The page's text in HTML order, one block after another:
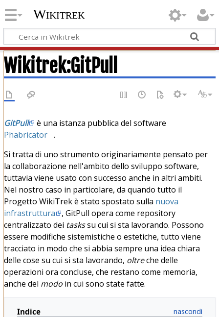
Wikitrek
Wikitrek:GitPull
GitPull
è una istanza pubblica del software
Phabricator .
Si tratta di uno strumento originariamente pensato per
la collaborazione nell'ambito dello sviluppo software,
tuttavia viene usato con successo anche in altri ambiti.
Nel nostro caso in particolare, da quando tutto il
Progetto WikiTrek è stato spostato sulla nuova
infrastruttura
, GitPull opera come repository
centralizzato dei taskssu cui si sta lavorando. Possono
essere modifiche sistemistiche o estetiche, tutto viene
tracciato in modo che si abbia sempre una idea chiara
delle cose su cui si sta lavorando, oltreche delle
operazioni ora concluse, che restano come memoria,
anche del modoin cui sono state fatte.
Indice